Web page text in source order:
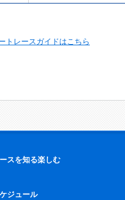
トレースガイドはこちら
スを知る楽しむ
ジュール